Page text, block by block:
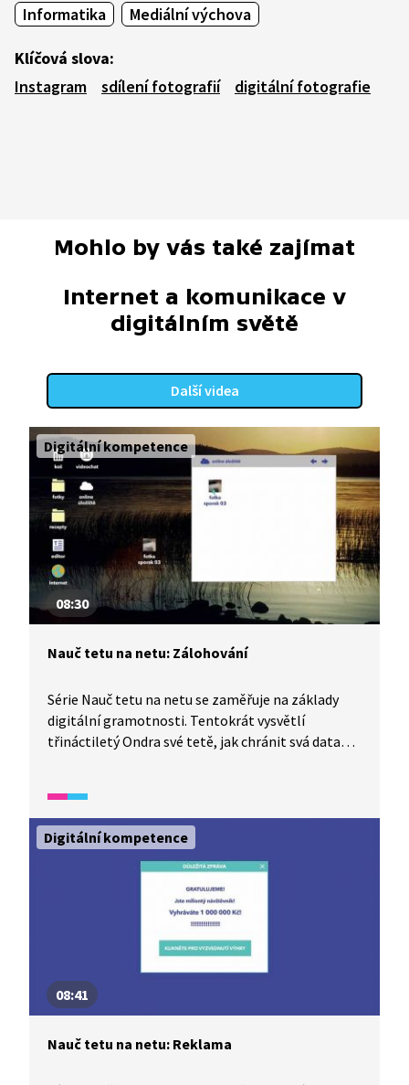
Informatika
Mediální výchova
Klíčová slova:
Instagram
sdílení fotografií digitální fotografie
Mohlo by vás také zajímat
Internet a komunikace v
digitálním světě
Další videa
Digitální kompetence
08:30
Nauč tetu na netu: Zálohování
Série Nauč tetu na netu se zaměřuje na základy
digitální gramotnosti. Tentokrát vysvětlí
třináctiletý Ondra své tetě, jak chránit svá data
pro zálohování.
Digitální kompetence
08:41
Nauč tetu na netu: Reklama